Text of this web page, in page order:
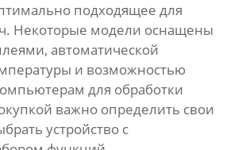
подходящее для
Некоторые модели оснащены
автоматической
и возможностью
для обработки
важно определить свои
устройство с